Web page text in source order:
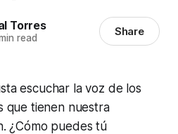
Torres
read Share
escuchar la voz de los
que tienen nuestra
¿Cómo puedes tú